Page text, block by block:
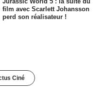
film avec Scarlett Johansson
perd son réalisateur !
Ciné